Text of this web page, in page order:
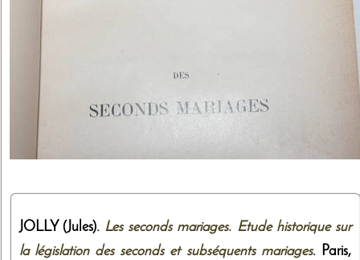
JOLLY (Jules). Les seconds mariages. Etude historique sur
la législation des seconds et subséquents mariages. Paris,